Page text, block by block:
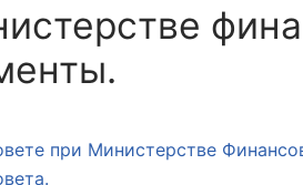
ОБРАТНАЯ СВЯЗЬ
при Министерстве